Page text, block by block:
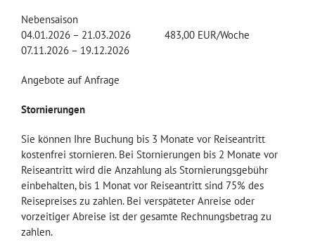
Nebensaison
04.01.2026 – 21.03.2026 483,00 EUR/Woche
07.11.2026 – 19.12.2026
Angebote auf Anfrage
Stornierungen
Sie können Ihre Buchung bis 3 Monate vor Reiseantritt
kostenfrei stornieren. Bei Stornierungen bis 2 Monate vor
Reiseantritt wird die Anzahlung als Stornierungsgebühr
einbehalten, bis 1 Monat vor Reiseantritt sind 75% des
Reisepreises zu zahlen. Bei verspäteter Anreise oder
vorzeitiger Abreise ist der gesamte Rechnungsbetrag zu
zahlen.